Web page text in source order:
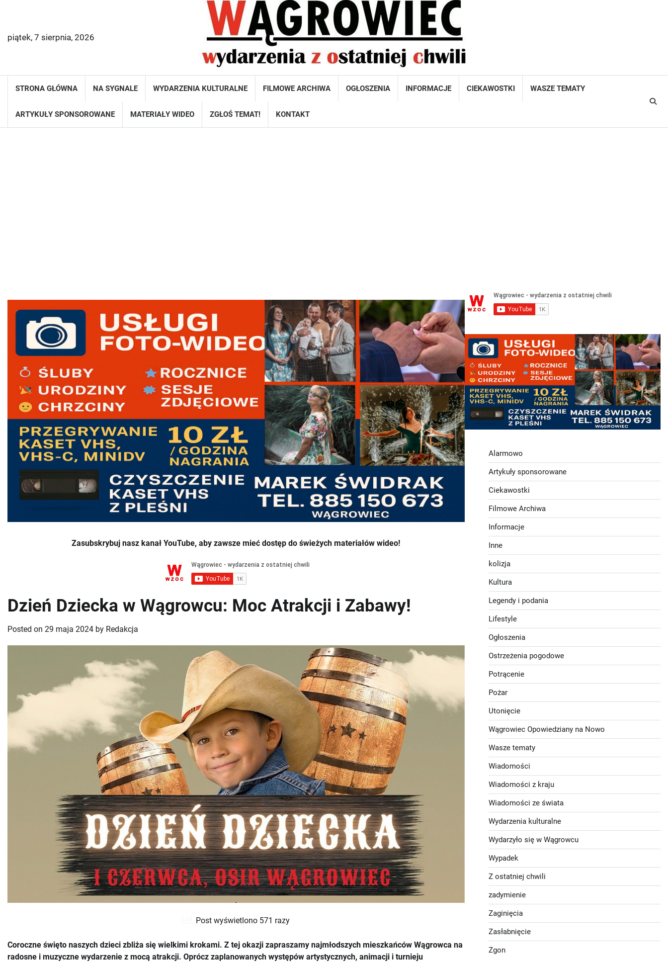
piątek, 7 sierpnia, 2026
STRONA GŁÓWNA NA SYGNALE WYDARZENIA KULTURALNE FILMOWE ARCHIWA OGŁOSZENIA INFORMACJE CIEKAWOSTKI WASZE TEMATY
ARTYKUŁY SPONSOROWANE MATERIAŁY WIDEO ZGŁOŚ TEMAT! KONTAKT
Zasubskrybuj nasz kanał YouTube, aby zawsze mieć dostęp do świeżych materiałów wideo!
Dzień Dziecka w Wągrowcu: Moc Atrakcji i Zabawy!
Posted on 29 maja 2024 by Redakcja
Post wyświetlono 571 razy
Coroczne święto naszych dzieci zbliża się wielkimi krokami. Z tej okazji zapraszamy najmłodszych mieszkańców Wągrowca na
radosne i muzyczne wydarzenie z mocą atrakcji. Oprócz zaplanowanych występów artystycznych, animacji i turnieju
Alarmowo
Artykuły sponsorowane
Ciekawostki
Filmowe Archiwa
Informacje
Inne
kolizja
Kultura
Legendy i podania
Lifestyle
Ogłoszenia
Ostrzeżenia pogodowe
Potrącenie
Pożar
Utonięcie
Wągrowiec Opowiedziany na Nowo
Wasze tematy
Wiadomości
Wiadomości z kraju
Wiadomości ze świata
Wydarzenia kulturalne
Wydarzyło się w Wągrowcu
Wypadek
Z ostatniej chwili
zadymienie
Zaginięcia
Zasłabnięcie
Zgon